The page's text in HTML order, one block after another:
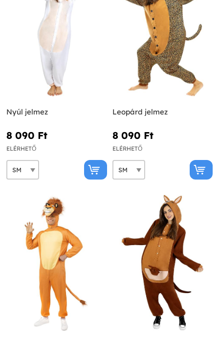
Nyúl jelmez
8 090 Ft‎
ELÉRHETŐ
Leopárd jelmez
8 090 Ft‎
ELÉRHETŐ